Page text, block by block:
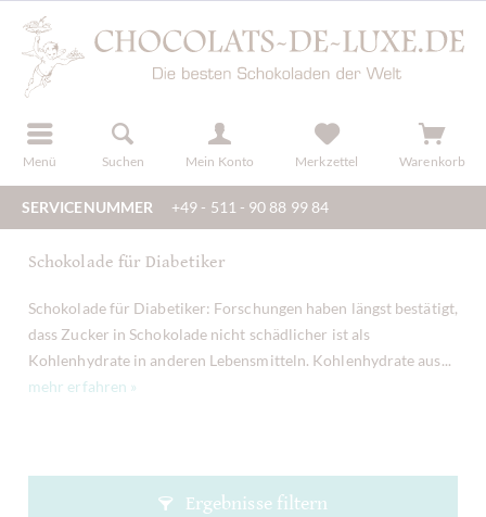
Menü Suchen Mein Konto
registrieren Merkzettel Warenkorb
SERVICENUMMER +49 - 511 - 90 88 99 84
Schokolade für Diabetiker
Schokolade für Diabetiker: Forschungen haben längst bestätigt,
dass Zucker in Schokolade nicht schädlicher ist als
Kohlenhydrate in anderen Lebensmitteln. Kohlenhydrate aus...
mehr erfahren »
Ergebnisse filtern